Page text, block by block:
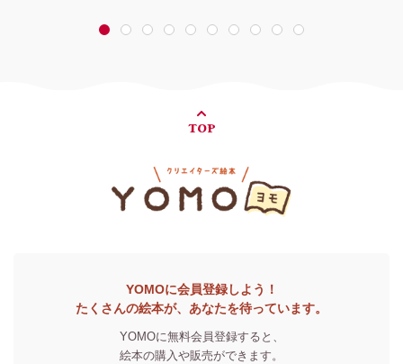
1 2 3 4 5 6 7 8 9 10
TOP
YOMOに会員登録しよう！
たくさんの絵本が、あなたを待っています。
YOMOに無料会員登録すると、
絵本の購入や販売ができます。